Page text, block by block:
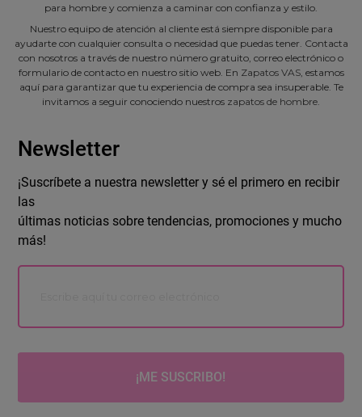
para hombre y comienza a caminar con confianza y estilo.
Nuestro equipo de atención al cliente está siempre disponible para
ayudarte con cualquier consulta o necesidad que puedas tener. Contacta
con nosotros a través de nuestro número gratuito, correo electrónico o
formulario de contacto en nuestro sitio web. En Zapatos VAS, estamos
aquí para garantizar que tu experiencia de compra sea insuperable. Te
invitamos a seguir conociendo nuestros zapatos de hombre
Newsletter
¡Suscríbete a nuestra newsletter y sé el primero en recibir
las
últimas noticias sobre tendencias, promociones y mucho
más!
¡ME SUSCRIBO!